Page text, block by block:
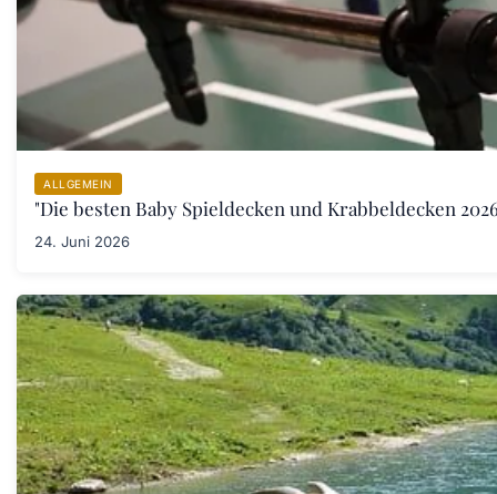
ALLGEMEIN
"Die besten Baby Spieldecken und Krabbeldecken
24. Juni 2026